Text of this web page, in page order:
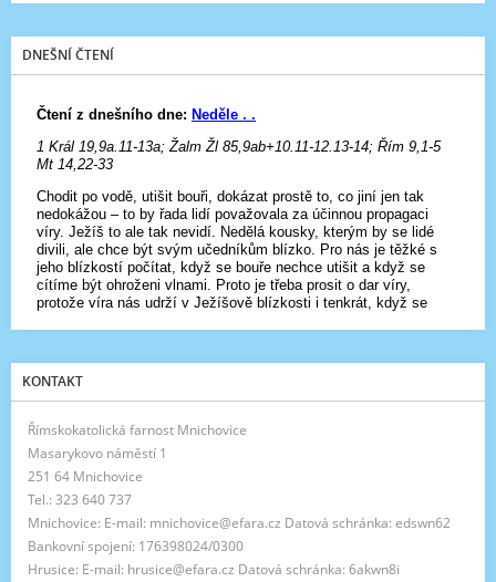
DNEŠNÍ ČTENÍ
KONTAKT
Římskokatolická farnost Mnichovice
Masarykovo náměstí 1
251 64 Mnichovice
Tel.: 323 640 737
Mnichovice: E-mail: mnichovice@efara.cz Datová schránka: edswn62
Bankovní spojení: 176398024/0300
Hrusice: E-mail: hrusice@efara.cz Datová schránka: 6akwn8i